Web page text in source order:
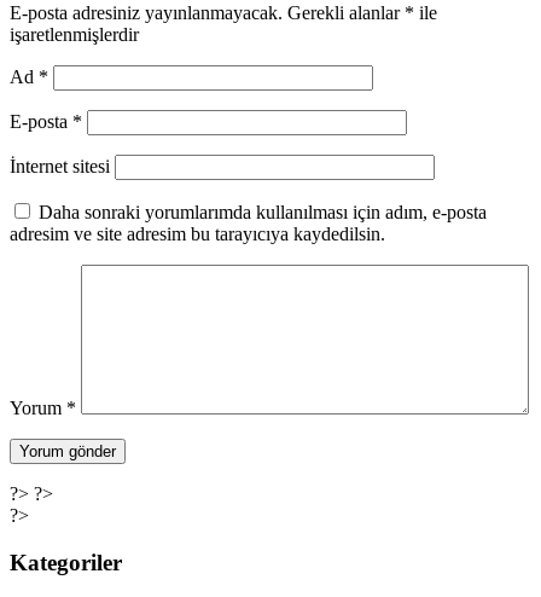
E-posta adresiniz yayınlanmayacak. Gerekli alanlar * ile
işaretlenmişlerdir
Ad *
E-posta *
İnternet sitesi
Daha sonraki yorumlarımda kullanılması için adım, e-posta
adresim ve site adresim bu tarayıcıya kaydedilsin.
Yorum *
?> ?>
?>
Kategoriler